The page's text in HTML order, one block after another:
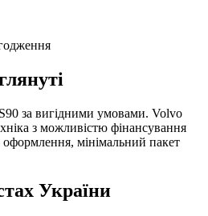
за вигідними умовами. Volvo
з можливістю фінансування
мінімальний пакет
України